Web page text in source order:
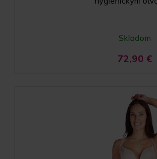
Skladom
72,90 €